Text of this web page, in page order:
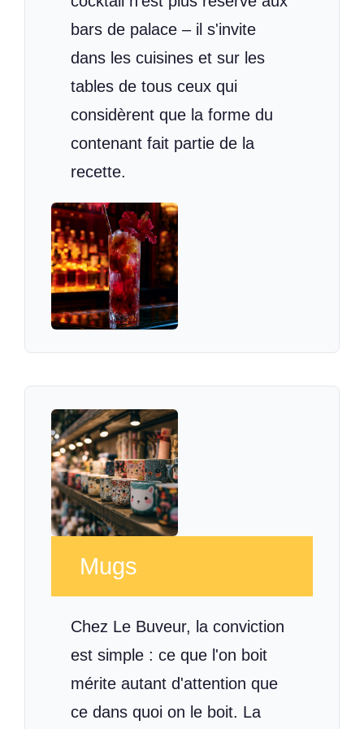
bars de palace – il s'invite
dans les cuisines et sur les
tables de tous ceux qui
considèrent que la forme du
contenant fait partie de la
recette.
Mugs
Chez Le Buveur, la conviction
est simple : ce que l'on boit
mérite autant d'attention que
ce dans quoi on le boit. La